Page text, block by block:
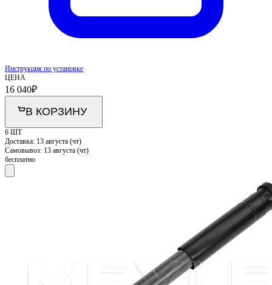
Инструкция по установке
ЦЕНА
16 040₽
В КОРЗИНУ
6 ШТ
Доставка: 13 августа (чт)
Самовывоз: 13 августа (чт)
бесплатно